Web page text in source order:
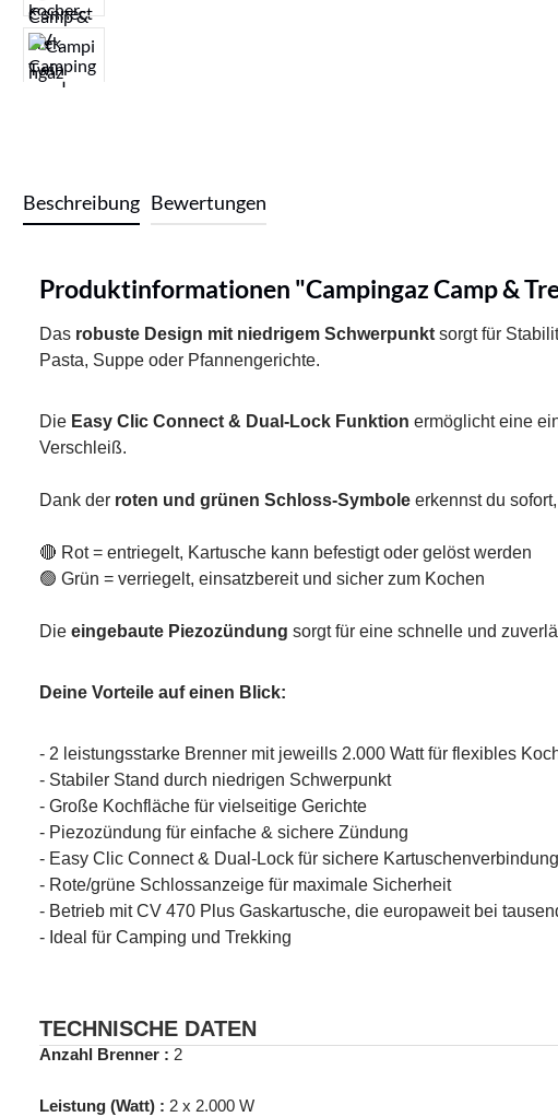
Beschreibung Bewertungen
Produktinformationen "Campingaz Camp &
Das robuste Design mit niedrigem Schwerpunkt sorgt für
Pasta, Suppe oder Pfannengerichte.
Die Easy Clic Connect & Dual-Lock Funktion ermöglicht eine
Verschleiß.
Dank der roten und grünen Schloss-Symbole erkennst du
🔴 Rot = entriegelt, Kartusche kann befestigt oder gelöst werden
🟢 Grün = verriegelt, einsatzbereit und sicher zum Kochen
Die eingebaute Piezozündung sorgt für eine schnelle und
Deine Vorteile auf einen Blick:
- 2 leistungsstarke Brenner mit jeweills 2.000 Watt für flexibles
- Stabiler Stand durch niedrigen Schwerpunkt
- Große Kochfläche für vielseitige Gerichte
- Piezozündung für einfache & sichere Zündung
- Easy Clic Connect & Dual-Lock für sichere Kartuschenverbindung
- Rote/grüne Schlossanzeige für maximale Sicherheit
- Betrieb mit CV 470 Plus Gaskartusche, die europaweit bei
- Ideal für Camping und Trekking
TECHNISCHE DATEN
Anzahl Brenner : 2
Leistung (Watt) : 2 x 2.000 W